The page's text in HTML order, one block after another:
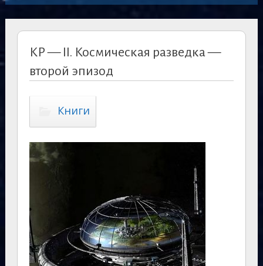
КР — II. Космическая разведка —
второй эпизод
Книги